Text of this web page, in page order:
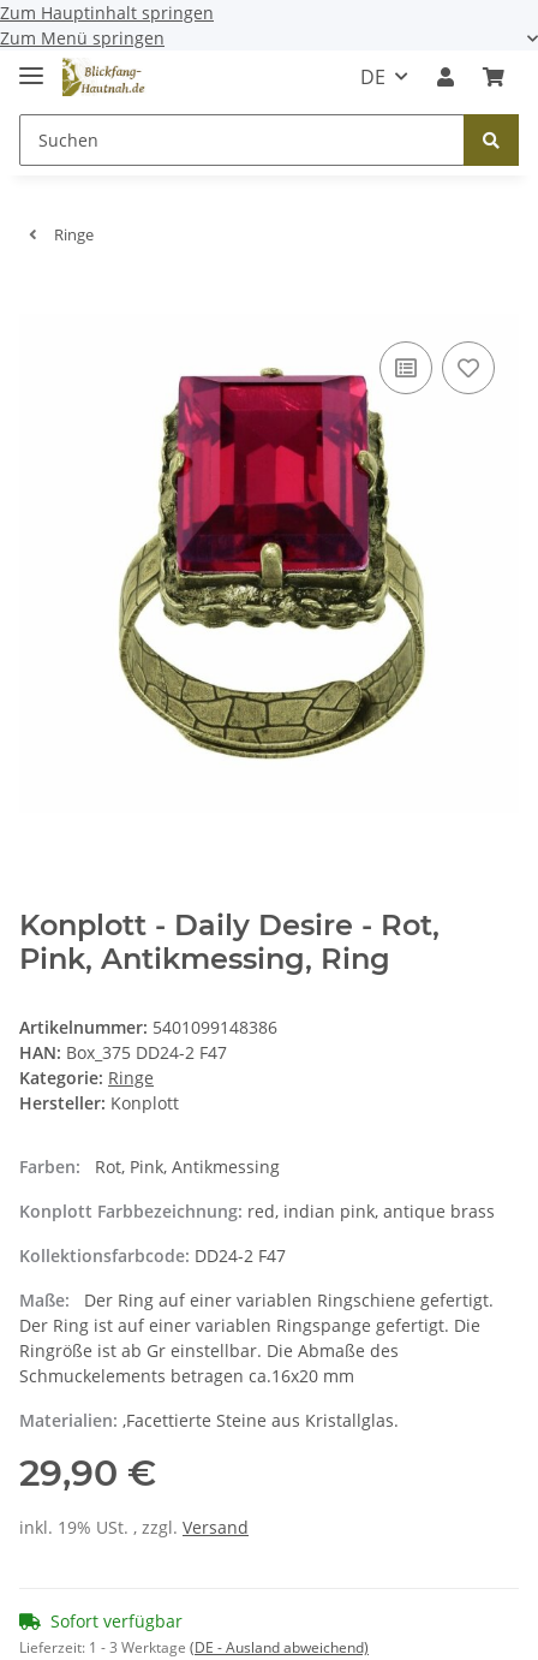
Zum Hauptinhalt springen
Zum Menü springen
DE
Ringe
Konplott - Daily Desire - Rot,
Pink, Antikmessing, Ring
Artikelnummer: 5401099148386
HAN: Box_375 DD24-2 F47
Kategorie: Ringe
Hersteller: Konplott
Farben:
Rot, Pink, Antikmessing
Konplott Farbbezeichnung: red, indian pink, antique brass
Kollektionsfarbcode: DD24-2 F47
Maße:
Der Ring auf einer variablen Ringschiene gefertigt.
Der Ring ist auf einer variablen Ringspange gefertigt. Die
Ringröße ist ab Gr einstellbar. Die Abmaße des
Schmuckelements betragen ca.16x20 mm
Materialien: ,Facettierte Steine aus Kristallglas.
29,90 €
inkl. 19% USt. , zzgl. Versand
Sofort verfügbar
Lieferzeit: 1 - 3 Werktage (DE - Ausland abweichend)